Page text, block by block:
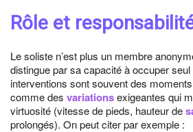
Rôle et
Le soliste n’est plus un membre
distingue par sa capacité à occuper seul
interventions sont souvent des
comme des variationsexigeantes qui
virtuosité (vitesse de pieds, hauteur de
prolongés). On peut citer par exemple :